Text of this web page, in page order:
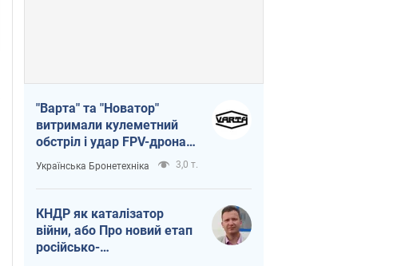
"Варта" та "Новатор"
витримали кулеметний
обстріл і удар FPV-дрона,
врятувавши життя
офіцеру ЗСУ
Українська Бронетехніка 3,0 т.
КНДР як каталізатор
війни, або Про новий етап
російсько-